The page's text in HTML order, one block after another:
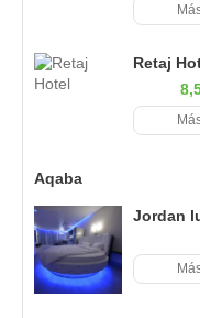
Retaj
Aqaba
Jordan